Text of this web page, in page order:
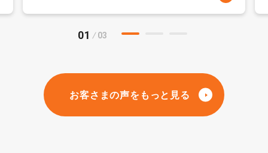
ら事前の打ち合わせ、見積もりも早々に提
したが「こちらの窓の結露が気になるかも
3ヵ所に変更しました。後に後悔しない為
にも、何気ない会話の中でのこちらの知り
得ないアドバイスを頂けると助かります。
01 03
お客さまの声をもっと見る